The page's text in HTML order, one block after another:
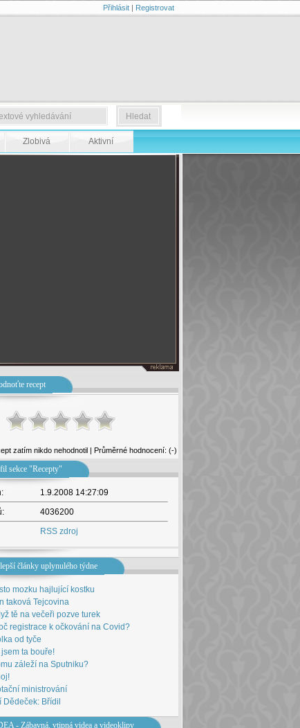
Přihlásit| Registrovat
Zlobivá Aktivní
recept
zatím nikdo nehodnotil | Průměrné hodnocení: (-)
sekce "Recepty"
1.9.2008 14:27:09
4036200
RSS zdroj
články uplynulého týdne
mozku hajlující kostku
taková Tejcovina
tě na večeři pozve turek
registrace k očkování na Covid?
od tyče
ta bouře!
záleží na Sputniku?
ministrování
Dědeček: Břídil
- Zábavná, vtipná videa a videoklipy